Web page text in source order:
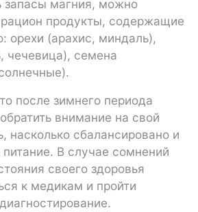
запасы магния, можно
продукты, содержащие
орехи (арахис, миндаль),
чечевица), семена
после зимнего периода
внимание на свой
насколько сбалансировано и
В случае сомнений
своего здоровья
к медикам и пройти